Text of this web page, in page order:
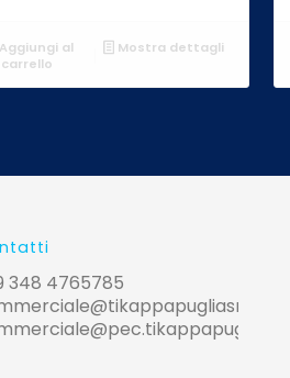
al
carrello
Mostra dettagli
348 4765785